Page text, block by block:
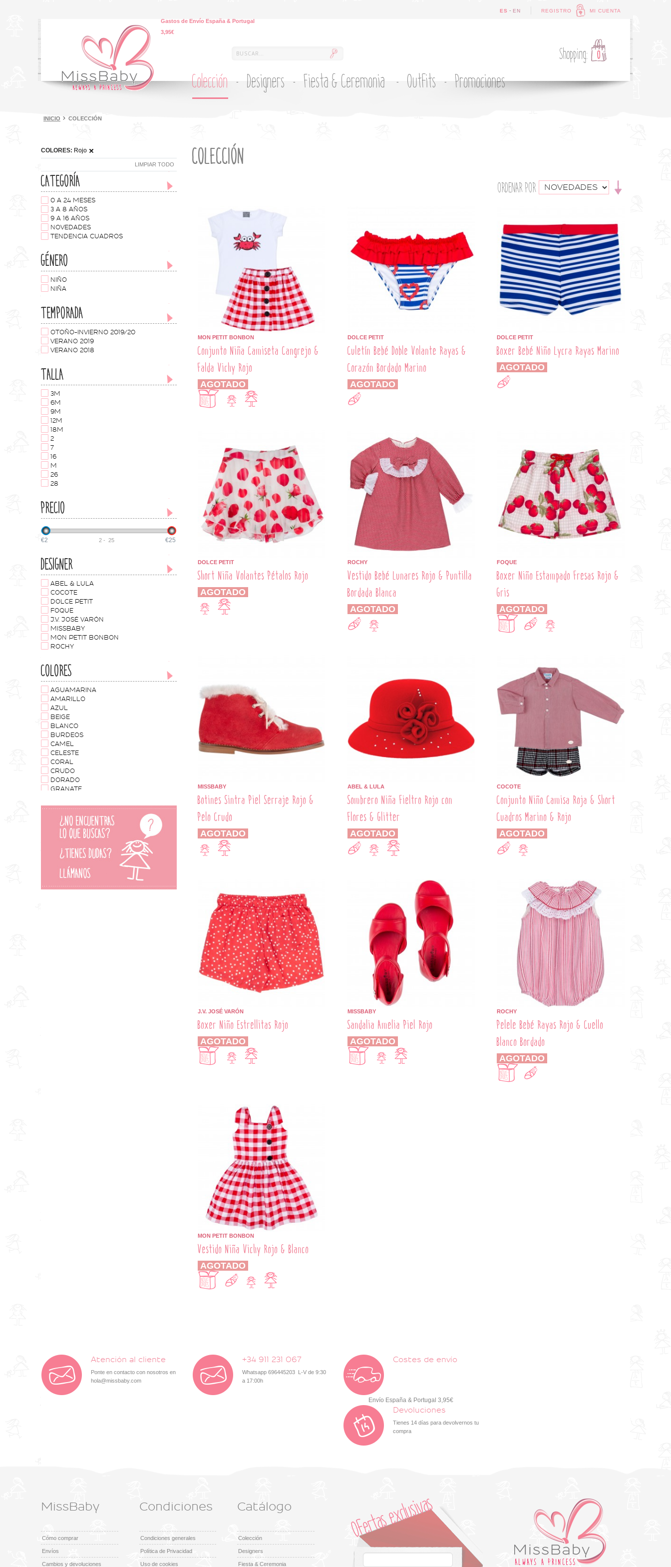
Gastos de Envío España & Portugal
3,95€
REGISTRO MI CUENTA
ES - EN
Shopping: 0
Colección Designers Fiesta & Ceremonia Outfits Promociones
INICIO COLECCIÓN
COLORES: Rojo
LIMPIAR TODO
CATEGORÍA
0 A 24 MESES
3 A 8 AÑOS
9 A 16 AÑOS
NOVEDADES
TENDENCIA CUADROS
GÉNERO
NIÑO
NIÑA
TEMPORADA
OTOÑO-INVIERNO 2019/20
VERANO 2019
VERANO 2018
TALLA
3M
6M
9M
12M
18M
2
7
16
M
26
28
PRECIO
€2 €25
2 - 25
DESIGNER
ABEL & LULA
COCOTE
DOLCE PETIT
FOQUE
J.V. JOSÉ VARÓN
MISSBABY
MON PETIT BONBON
ROCHY
COLORES
AGUAMARINA
AMARILLO
AZUL
BEIGE
BLANCO
BURDEOS
CAMEL
CELESTE
CORAL
CRUDO
DORADO
GRANATE
GRIS OSCURO
MARINO
MORADO
MOSTAZA
PLATA
ROSA
ROSA PALO
VERDE
COLECCIÓN
ORDENAR POR
MON PETIT BONBON
Conjunto Niña Camiseta Cangrejo &
Falda Vichy Rojo
AGOTADO
DOLCE PETIT
Culetín Bebé Doble Volante Rayas &
Corazón Bordado Marino
AGOTADO
DOLCE PETIT
Boxer Bebé Niño Lycra Rayas Marino
AGOTADO
DOLCE PETIT
Short Niña Volantes Pétalos Rojo
AGOTADO
ROCHY
Vestido Bebé Lunares Rojo & Puntilla
Bordada Blanca
AGOTADO
FOQUE
Boxer Niño Estampado Fresas Rojo &
Gris
AGOTADO
MISSBABY
Botines Sintra Piel Serraje Rojo &
Pelo Crudo
AGOTADO
ABEL & LULA
Sombrero Niña Fieltro Rojo con
Flores & Glitter
AGOTADO
COCOTE
Conjunto Niño Camisa Roja & Short
Cuadros Marino & Rojo
AGOTADO
J.V. JOSÉ VARÓN
Boxer Niño Estrellitas Rojo
AGOTADO
MISSBABY
Sandalia Amelia Piel Rojo
AGOTADO
ROCHY
Pelele Bebé Rayas Rojo & Cuello
Blanco Bordado
AGOTADO
MON PETIT BONBON
Vestido Niña Vichy Rojo & Blanco
AGOTADO
Atención al cliente
Ponte en contacto con nosotros en
hola@missbaby.com
+34 911 231 067
Whatsapp 696445203 L-V de 9:30
a 17:00h
Costes de envío
Envío España & Portugal 3,95€
Devoluciones
Tienes 14 días para devolvernos tu
compra
MissBaby
Cómo comprar
Envíos
Cambios y devoluciones
Condiciones
Condiciones generales
Política de Privacidad
Uso de cookies
Catálogo
Colección
Designers
Fiesta & Ceremonia